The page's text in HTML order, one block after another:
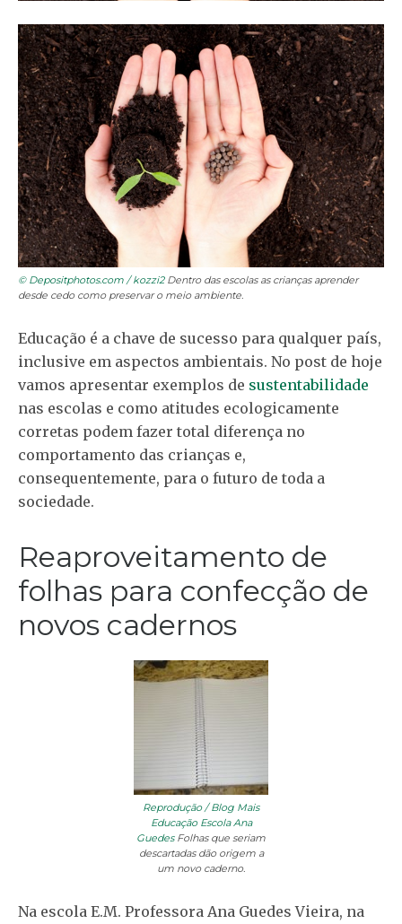
© Depositphotos.com / kozzi2Dentro das escolas as crianças aprender
desde cedo como preservar o meio ambiente.
Educação é a chave de sucesso para qualquer país,
inclusive em aspectos ambientais. No post de hoje
vamos apresentar exemplos de sustentabilidade
nas escolas e como atitudes ecologicamente
corretas podem fazer total diferença no
comportamento das crianças e,
consequentemente, para o futuro de toda a
sociedade.
Reaproveitamento de
folhas para confecção de
novos cadernos
Reprodução / Blog Mais
Educação Escola Ana
GuedesFolhas que seriam
descartadas dão origem a
um novo caderno.
Na escola E.M. Professora Ana Guedes Vieira, na